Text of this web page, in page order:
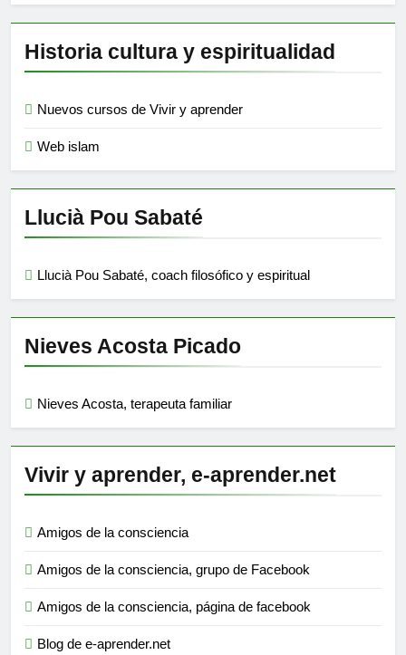
Historia cultura y espiritualidad
Nuevos cursos de Vivir y aprender
Web islam
Llucià Pou Sabaté
Llucià Pou Sabaté, coach filosófico y espiritual
Nieves Acosta Picado
Nieves Acosta, terapeuta familiar
Vivir y aprender, e-aprender.net
Amigos de la consciencia
Amigos de la consciencia, grupo de Facebook
Amigos de la consciencia, página de facebook
Blog de e-aprender.net